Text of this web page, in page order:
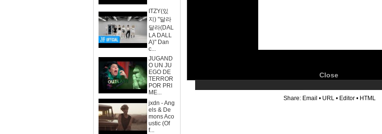
ITZY(있
지) "달라
달라(DAL
LA DALL
A)" Dan
c...
JUGAND
O UN JU
EGO DE
TERROR
POR PRI
ME...
jxdn - Ang
els & De
mons Aco
ustic (Of
f...
Close
Share: Email • URL • Editor • HTML